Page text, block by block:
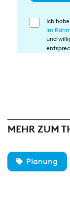
Ich
im
und
MEHR ZUM
Planung